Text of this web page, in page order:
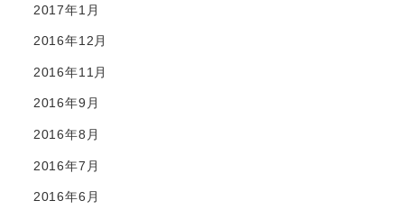
2017年1月
2016年12月
2016年11月
2016年9月
2016年8月
2016年7月
2016年6月